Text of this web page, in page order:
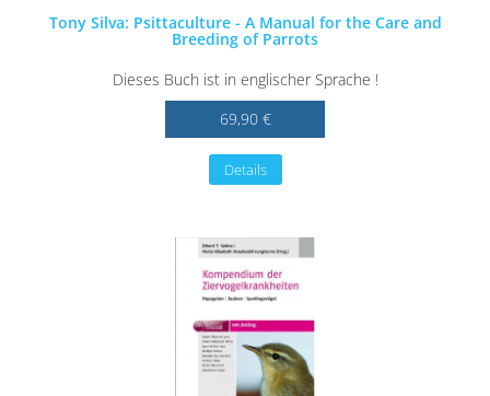
Tony Silva: Psittaculture - A Manual for the Care and
Breeding of Parrots
Dieses Buch ist in englischer Sprache !
69,90 €
Details